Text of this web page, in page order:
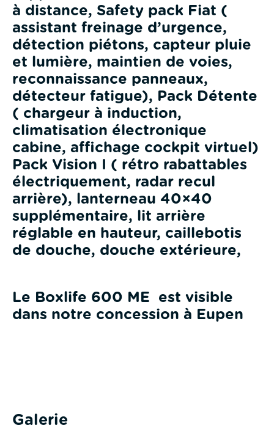
à distance, Safety pack Fiat (
assistant freinage d’urgence,
détection piétons, capteur pluie
et lumière, maintien de voies,
reconnaissance panneaux,
détecteur fatigue), Pack Détente
( chargeur à induction,
climatisation électronique
cabine, affichage cockpit virtuel)
Pack Vision I ( rétro rabattables
électriquement, radar recul
arrière), lanterneau 40×40
supplémentaire, lit arrière
réglable en hauteur, caillebotis
de douche, douche extérieure,
Le Boxlife 600 ME est visible
dans notre concession à Eupen
Galerie